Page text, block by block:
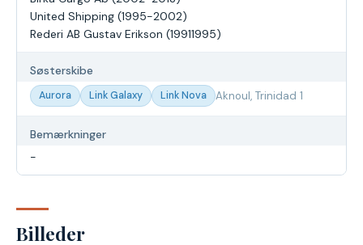
United Shipping (1995-2002)
Rederi AB Gustav Erikson (19911995)
Søsterskibe
Aurora Link Galaxy Link Nova Aknoul, Trinidad 1
Bemærkninger
-
Billeder